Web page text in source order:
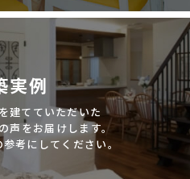
実例
建てていただいた
声をお届けします。
考にしてください。